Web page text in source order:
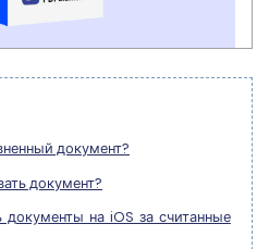
документ?
документ?
документы на iOS за считанные